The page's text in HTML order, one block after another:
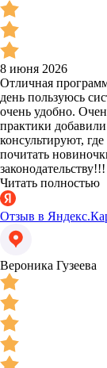
8 июня 2026
Отличная
день пользуюсь
очень удобно.
практики
консультируют,
почитать
законодательству!!!
Читать полностью
Отзыв в
Вероника Гузеева